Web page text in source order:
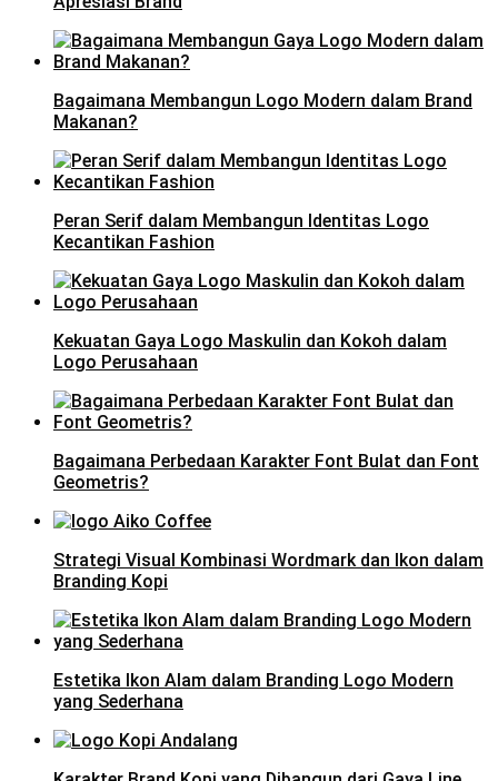
Bagaimana Membangun Logo Modern dalam Brand
Makanan?
Peran Serif dalam Membangun Identitas Logo
Kecantikan Fashion
Kekuatan Gaya Logo Maskulin dan Kokoh dalam
Logo Perusahaan
Bagaimana Perbedaan Karakter Font Bulat dan Font
Geometris?
Strategi Visual Kombinasi Wordmark dan Ikon dalam
Branding Kopi
Estetika Ikon Alam dalam Branding Logo Modern
yang Sederhana